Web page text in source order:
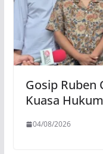
Gosip Ruben
Kuasa
04/08/2026